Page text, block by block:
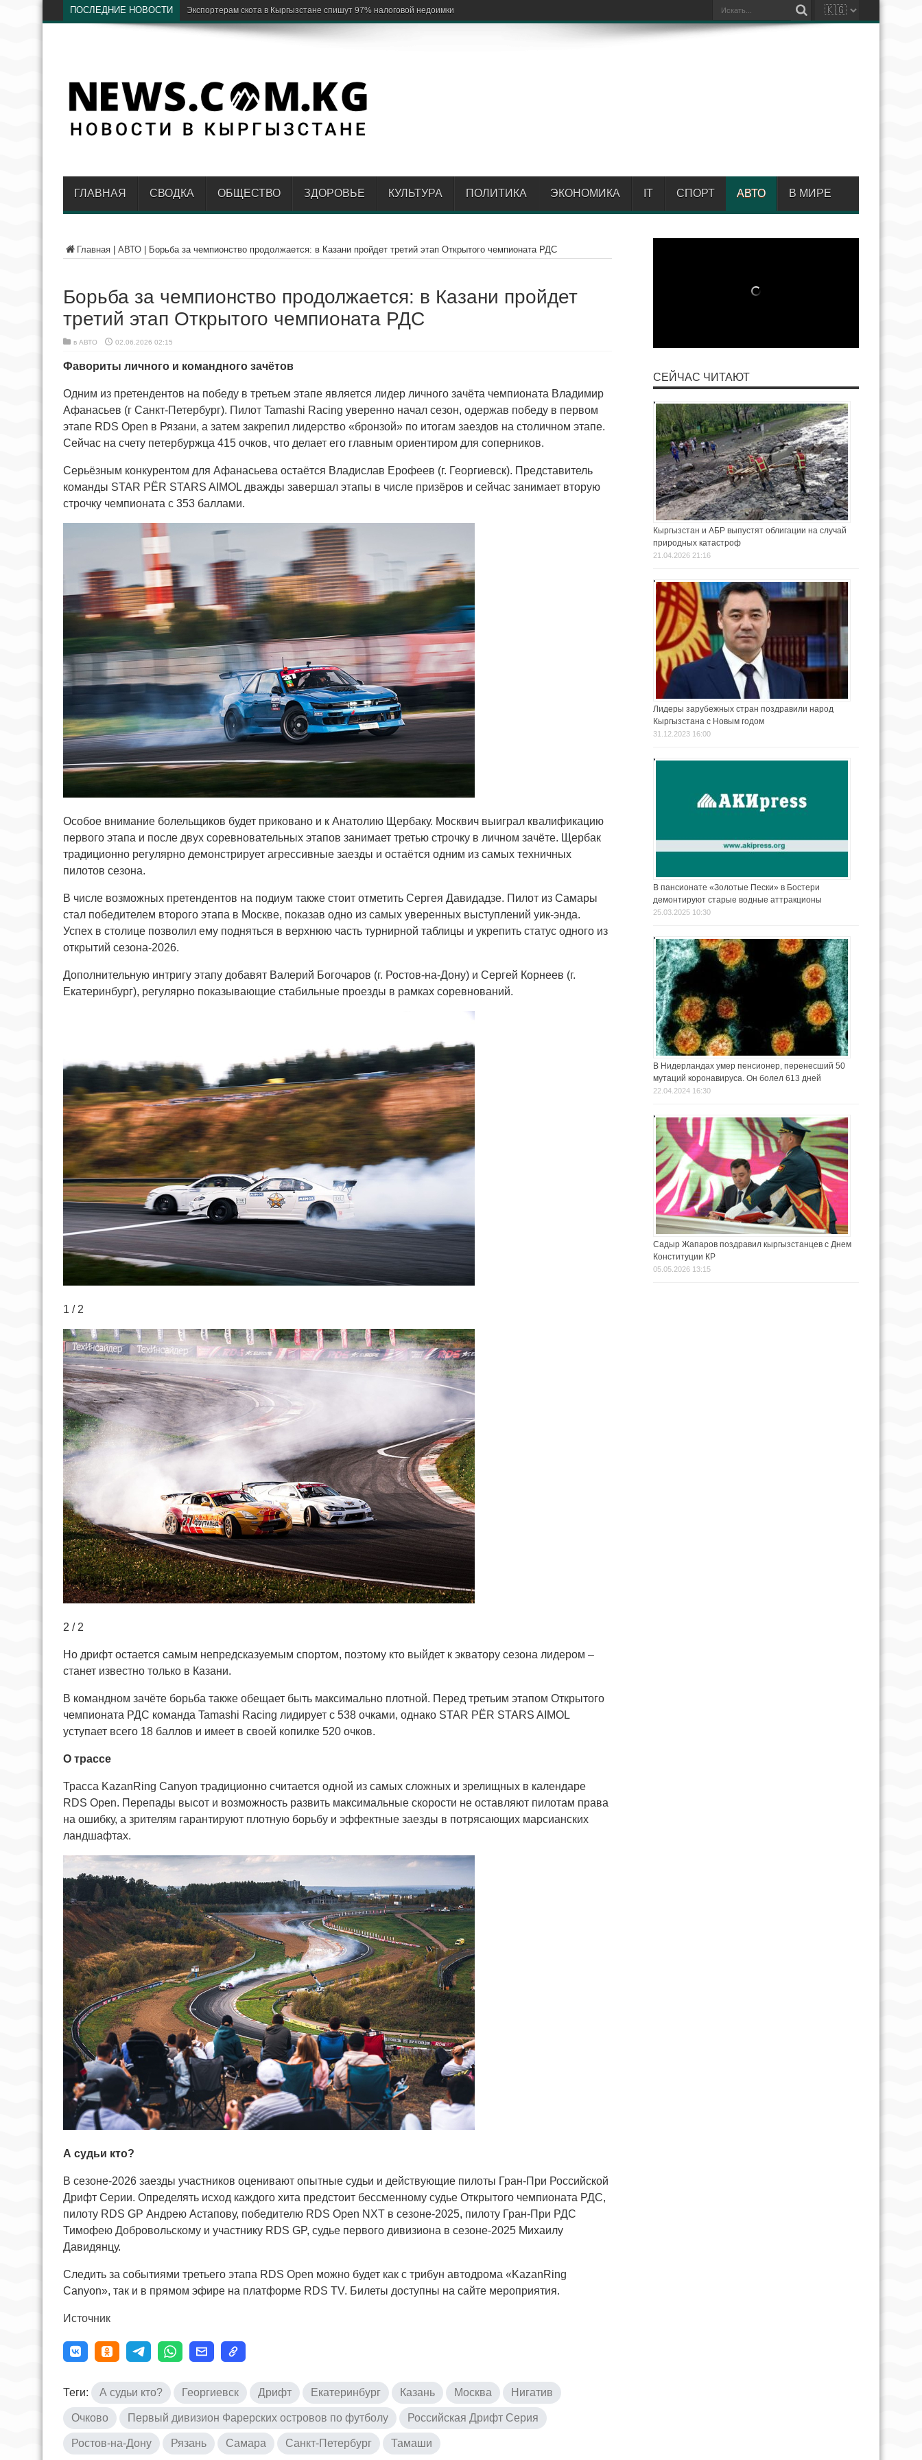
ПОСЛЕДНИЕ НОВОСТИ В Кыргызстане детей на ИВЛ обеспечи
ГЛАВНАЯ СВОДКА ОБЩЕСТВО ЗДОРОВЬЕ КУЛЬТУРА ПОЛИТИКА ЭКОНОМИКА IT СПОРТ АВТО В МИРЕ
Главная АВТО Борьба за чемпионство продолжается: в Казани пройдет третий этап Открытого чемпионата РДС
Борьба за чемпионство продолжается: в Казани пройдет
третий этап Открытого чемпионата РДС
в АВТО 02.06.2026 02:15
Фавориты личного и командного зачётов
Одним из претендентов на победу в третьем этапе является лидер личного зачёта чемпионата Владимир
Афанасьев (г Санкт-Петербург). Пилот Tamashi Racing уверенно начал сезон, одержав победу в первом
этапе RDS Open в Рязани, а затем закрепил лидерство «бронзой» по итогам заездов на столичном этапе.
Сейчас на счету петербуржца 415 очков, что делает его главным ориентиром для соперников.
Серьёзным конкурентом для Афанасьева остаётся Владислав Ерофеев (г. Георгиевск). Представитель
команды STAR PЁR STARS AIMOL дважды завершал этапы в числе призёров и сейчас занимает вторую
строчку чемпионата с 353 баллами.
Особое внимание болельщиков будет приковано и к Анатолию Щербаку. Москвич выиграл квалификацию
первого этапа и после двух соревновательных этапов занимает третью строчку в личном зачёте. Щербак
традиционно регулярно демонстрирует агрессивные заезды и остаётся одним из самых техничных
пилотов сезона.
В числе возможных претендентов на подиум также стоит отметить Сергея Давидадзе. Пилот из Самары
стал победителем второго этапа в Москве, показав одно из самых уверенных выступлений уик-энда.
Успех в столице позволил ему подняться в верхнюю часть турнирной таблицы и укрепить статус одного из
открытий сезона-2026.
Дополнительную интригу этапу добавят Валерий Богочаров (г. Ростов-на-Дону) и Сергей Корнеев (г.
Екатеринбург), регулярно показывающие стабильные проезды в рамках соревнований.
1 / 2
2 / 2
Но дрифт остается самым непредсказуемым спортом, поэтому кто выйдет к экватору сезона лидером –
станет известно только в Казани.
В командном зачёте борьба также обещает быть максимально плотной. Перед третьим этапом Открытого
чемпионата РДС команда Tamashi Racing лидирует с 538 очками, однако STAR PЁR STARS AIMOL
уступает всего 18 баллов и имеет в своей копилке 520 очков.
О трассе
Трасса KazanRing Canyon традиционно считается одной из самых сложных и зрелищных в календаре
RDS Open. Перепады высот и возможность развить максимальные скорости не оставляют пилотам права
на ошибку, а зрителям гарантируют плотную борьбу и эффектные заезды в потрясающих марсианских
ландшафтах.
А судьи кто?
В сезоне-2026 заезды участников оценивают опытные судьи и действующие пилоты Гран-При Российской
Дрифт Серии. Определять исход каждого хита предстоит бессменному судье Открытого чемпионата РДС,
пилоту RDS GP Андрею Астапову, победителю RDS Open NXT в сезоне-2025, пилоту Гран-При РДС
Тимофею Добровольскому и участнику RDS GP, судье первого дивизиона в сезоне-2025 Михаилу
Давидянцу.
Следить за событиями третьего этапа RDS Open можно будет как с трибун автодрома «KazanRing
Canyon», так и в прямом эфире на платформе RDS TV. Билеты доступны на сайте мероприятия.
Источник
Теги: А судьи кто? Георгиевск Дрифт Екатеринбург Казань Москва Нигатив
Очково Первый дивизион Фарерских островов по футболу Российская Дрифт Серия
Ростов-на-Дону Рязань Самара Санкт-Петербург Тамаши
СЕЙЧАС ЧИТАЮТ
Кыргызстан и АБР выпустят облигации на случай
природных катастроф
21.04.2026 21:16
Лидеры зарубежных стран поздравили народ
Кыргызстана с Новым годом
31.12.2023 16:00
В пансионате «Золотые Пески» в Бостери
демонтируют старые водные аттракционы
25.03.2025 10:30
В Нидерландах умер пенсионер, перенесший 50
мутаций коронавируса. Он болел 613 дней
22.04.2024 16:30
Садыр Жапаров поздравил кыргызстанцев с Днем
Конституции КР
05.05.2026 13:15